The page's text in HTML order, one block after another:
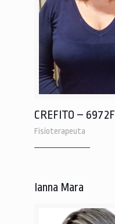
CREFITO – 6972F
Fisioterapeuta
Ianna Mara